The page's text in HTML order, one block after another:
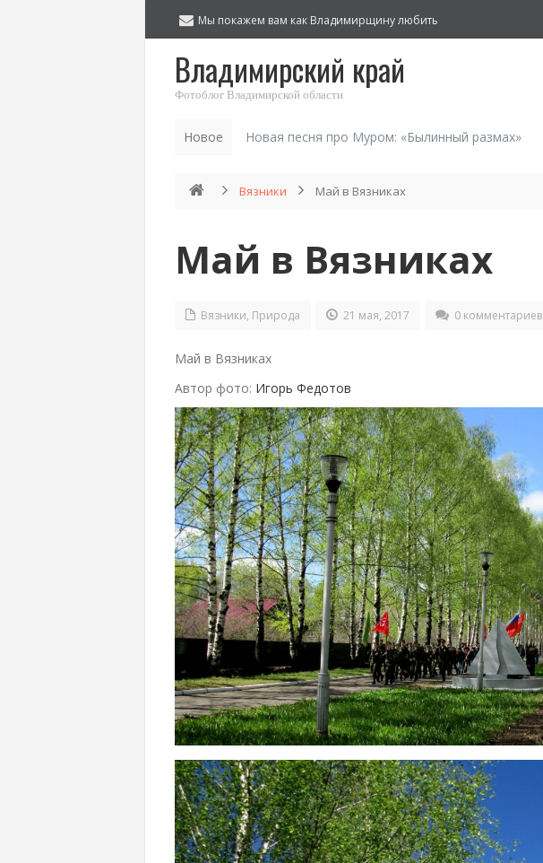
Мы покажем вам как Владимирщину любить
Владимирский край
Фотоблог Владимирской области
Новое Новая песня про Муром: «Былинный размах»
Вязники Май в Вязниках
Май в Вязниках
Вязники, Природа 21 мая, 2017 0 комментариев
Май в Вязниках
Автор фото: Игорь Федотов